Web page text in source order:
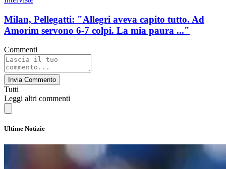
Milan, Pellegatti: "Allegri aveva capito tutto. Ad
Amorim servono 6-7 colpi. La mia paura ..."
Commenti
Invia Commento
Tutti
Leggi altri commenti
Ultime Notizie